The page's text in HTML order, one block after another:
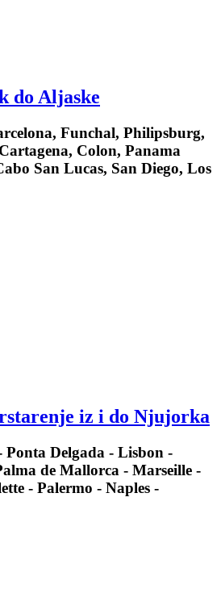
do Aljaske
Funchal, Philipsburg,
Colon, Panama
San Lucas, San Diego, Los
iz i do Njujorka
Delgada - Lisbon -
de Mallorca - Marseille -
- Palermo - Naples -